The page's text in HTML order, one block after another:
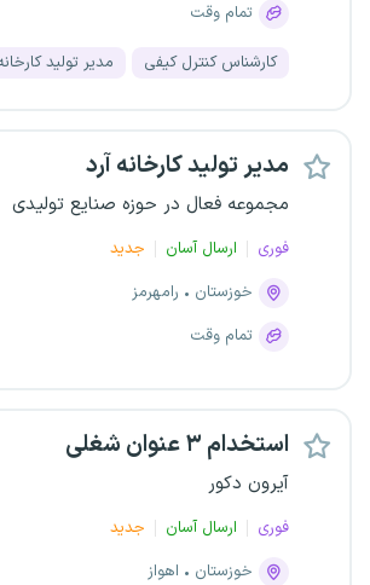
تمام وقت
کارشناس کنترل کیفی مدیر تولید
مدیر تولید کارخانه آرد
مجموعه فعال در حوزه صنایع تولیدی
فوری ارسال آسان
جدید
خوزستان
رامهرمز
تمام وقت
استخدام ۳ عنوان شغلی
آیرون دکور
فوری ارسال آسان
جدید
خوزستان
اهواز